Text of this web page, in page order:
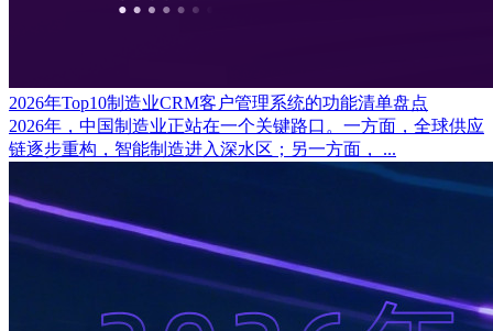
2026年Top10制造业CRM客户管理系统的功能清单盘点
2026年，中国制造业正站在一个关键路口。一方面，全球供应
链逐步重构，智能制造进入深水区；另一方面， ...